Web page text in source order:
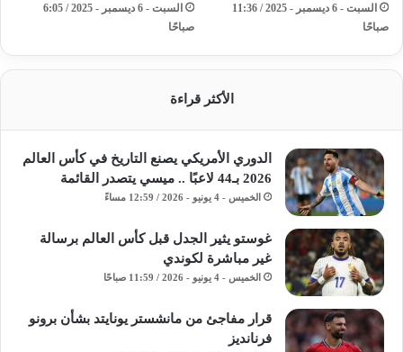
السبت - 6 ديسمبر - 2025 / 11:36
صباحًا
السبت - 6 ديسمبر - 2025 / 6:05
صباحًا
الأكثر قراءة
الدوري الأمريكي يصنع التاريخ في كأس العالم
2026 بـ44 لاعبًا .. ميسي يتصدر القائمة
الخميس - 4 يونيو - 2026 / 12:59 مساءً
غوستو يثير الجدل قبل كأس العالم برسالة
غير مباشرة لكوندي
الخميس - 4 يونيو - 2026 / 11:59 صباحًا
قرار مفاجئ من مانشستر يونايتد بشأن برونو
فرنانديز